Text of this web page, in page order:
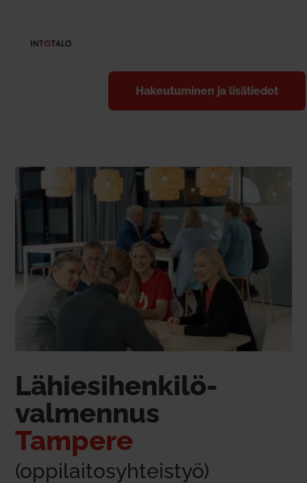
Hakeu­tu­minen ja lisä­tiedot
Lähie­si­henkilö-
val­mennus
Tampere
(oppi­lai­to­syh­teistyö)